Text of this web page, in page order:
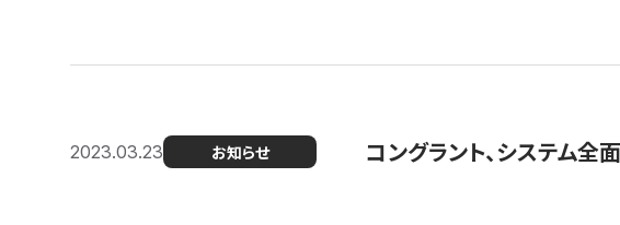
2023.03.23 お知らせ コングラント、システム